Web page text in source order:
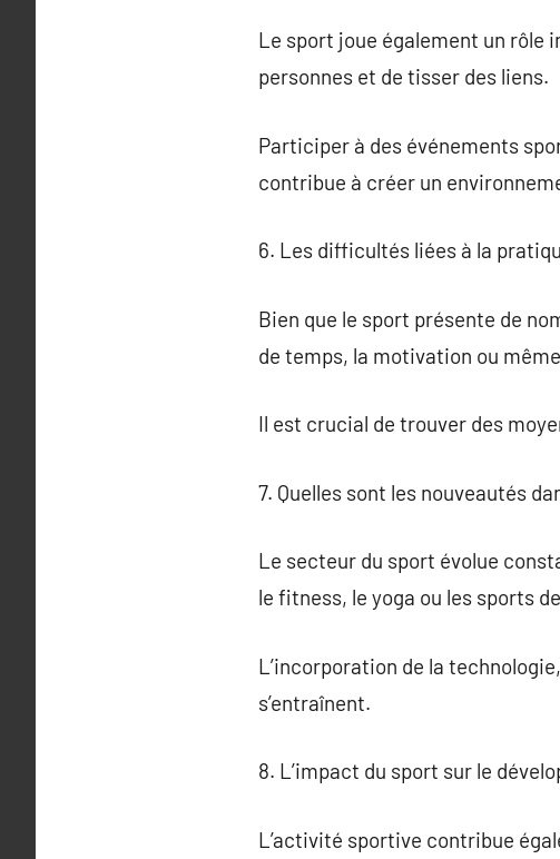
Le sport joue également un rôle
personnes et de tisser des liens.
Participer à des événements
contribue à créer un
6. Les difficultés liées à la
Bien que le sport présente de
de temps, la motivation ou
Il est crucial de trouver des
7. Quelles sont les nouveautés
Le secteur du sport évolue
le fitness, le yoga ou les sports
L’incorporation de la
s’entraînent.
8. L’impact du sport sur le
L’activité sportive contribue